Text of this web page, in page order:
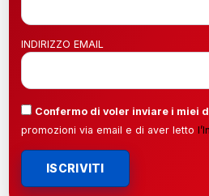
INDIRIZZO EMAIL
Confermo di voler inviare i miei
promozioni via email e di aver letto l’
ISCRIVITI